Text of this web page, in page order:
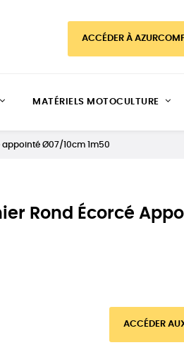
ACCÉDER À
MATÉRIELS MOTOCULTURE
Ø07/10cm 1m50
Rond Écorcé
ACCÉDER